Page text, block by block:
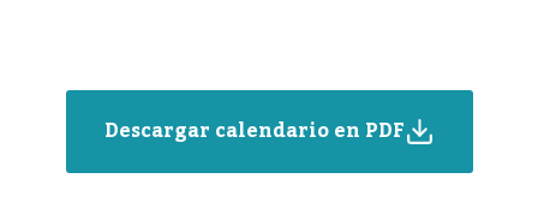
Descargar calendario en PDF